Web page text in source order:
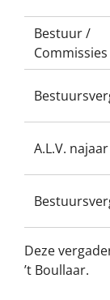
Bestuur /
Commissies
A.L.V. najaar
Deze
’t Boullaar.